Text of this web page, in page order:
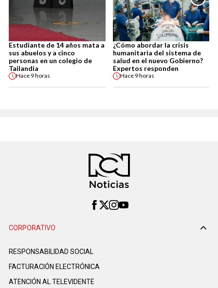
Estudiante de 14 años mata a
sus abuelos y a cinco
personas en un colegio de
Tailandia
Hace 9 horas
¿Cómo abordar la crisis
humanitaria del sistema de
salud en el nuevo Gobierno?
Expertos responden
Hace 9 horas
CORPORATIVO
RESPONSABILIDAD SOCIAL
FACTURACIÓN ELECTRÓNICA
ATENCIÓN AL TELEVIDENTE